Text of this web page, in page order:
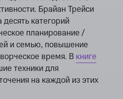
Брайан Трейси
категорий
планирование /
и семью, повышение
время. В книге
техники для
на каждой из этих